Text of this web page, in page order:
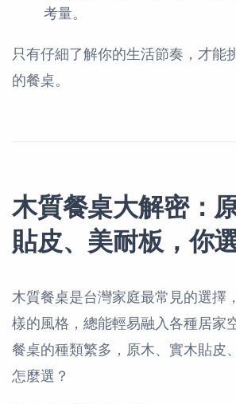
考量。
只有仔細了解你的生活節奏，才能
的餐桌。
木質餐桌大解密：
貼皮、美耐板，你
木質餐桌是台灣家庭最常見的選擇
樣的風格，總能輕易融入各種居家
餐桌的種類繁多，原木、實木貼皮
怎麼選？